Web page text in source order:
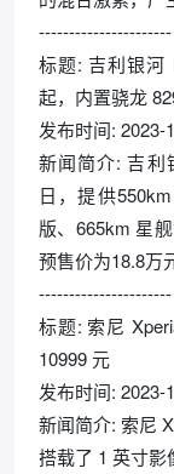
----------------------
标题: 吉利银河
起，内置骁龙
发布时间: 2023-
新闻简介: 吉利
日，提供
版、665km 星
预售价为18.8万
----------------------
标题: 索尼
10999 元
发布时间: 2023-
新闻简介: 索尼
搭载了 1 英寸影